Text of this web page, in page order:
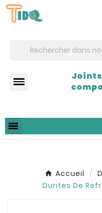
Accueil
Durites De